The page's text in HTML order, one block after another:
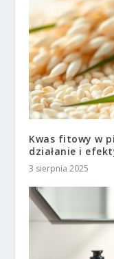
Kwas fitowy w
działanie i
3 sierpnia 2025